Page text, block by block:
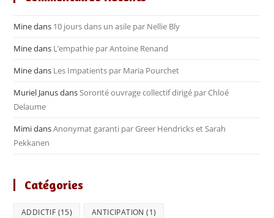
Minedans 10 jours dans un asile par Nellie Bly
Minedans L’empathie par Antoine Renand
Minedans Les Impatients par Maria Pourchet
Muriel JanusdansSororité ouvrage collectif dirigé par Chloé
Delaume
MimidansAnonymat garanti par Greer Hendricks et Sarah
Pekkanen
Catégories
ADDICTIF (15) ANTICIPATION (1)